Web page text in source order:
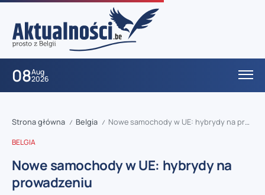
08Aug
2026
Strona główna / Belgia / Nowe samochody w UE: hybrydy na prowadzeniu
BELGIA
Nowe samochody w UE: hybrydy na
prowadzeniu